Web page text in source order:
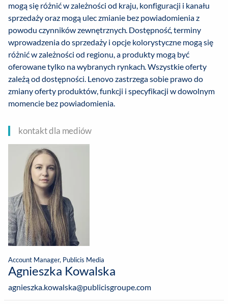
mogą się różnić w zależności od kraju, konfiguracji i kanału
sprzedaży oraz mogą ulec zmianie bez powiadomienia z
powodu czynników zewnętrznych. Dostępność, terminy
wprowadzenia do sprzedaży i opcje kolorystyczne mogą się
różnić w zależności od regionu, a produkty mogą być
oferowane tylko na wybranych rynkach. Wszystkie oferty
zależą od dostępności. Lenovo zastrzega sobie prawo do
zmiany oferty produktów, funkcji i specyfikacji w dowolnym
momencie bez powiadomienia.
kontakt dla mediów
Account Manager, Publicis Media
Agnieszka Kowalska
agnieszka.kowalska@publicisgroupe.com